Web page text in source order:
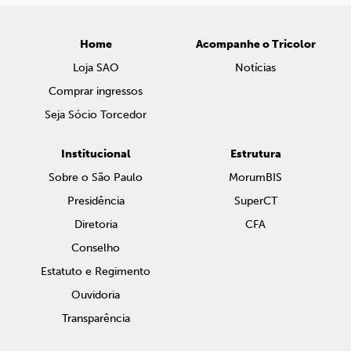
Home
Loja SAO
Comprar ingressos
Seja Sócio Torcedor
Acompanhe o Tricolor
Notícias
Institucional
Sobre o São Paulo
Presidência
Diretoria
Conselho
Estatuto e Regimento
Ouvidoria
Transparência
Estrutura
MorumBIS
SuperCT
CFA